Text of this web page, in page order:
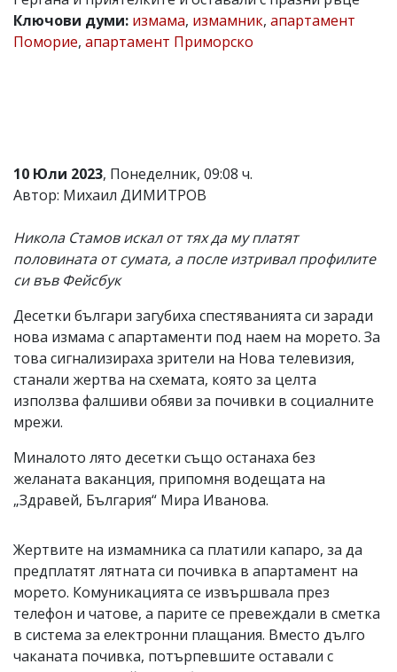
Коментарите
под
статиите
носи
отговорност
Ако
откриете
обиден
за
коментар,
моля
сигнализирайте
Ключови думи: измама, измамник, апартамент
Поморие, апартамент Приморско
10 Юли 2023, Понеделник, 09:08 ч.
Автор: Михаил ДИМИТРОВ
Никола Стамов искал от тях да му платят
половината от сумата, а после изтривал профилите
си във Фейсбук
Десетки българи загубиха спестяванията си заради
нова измама с апартаменти под наем на морето. За
това сигнализираха зрители на Нова телевизия,
станали жертва на схемата, която за целта
използва фалшиви обяви за почивки в социалните
мрежи.
Миналото лято десетки също останаха без
желаната ваканция, припомня водещата на
„Здравей, България“ Мира Иванова.
Жертвите на измамника са платили капаро, за да
предплатят лятната си почивка в апартамент на
морето. Комуникацията се извършвала през
телефон и чатове, а парите се превеждали в сметка
в система за електронни плащания. Вместо дълго
чаканата почивка, потърпевшите оставали с